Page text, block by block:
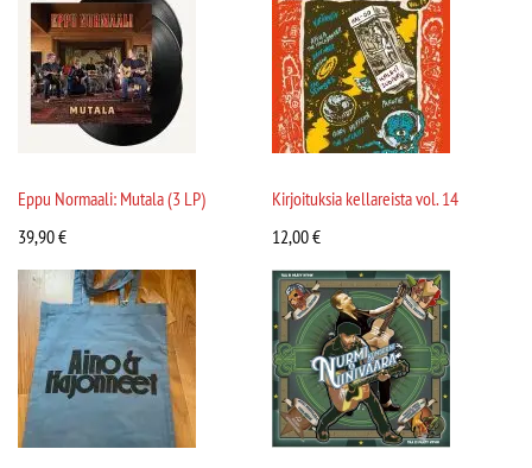
Eppu Normaali: Mutala (3 LP)
39,90€
Kirjoituksia kellareista vol. 14
12,00€